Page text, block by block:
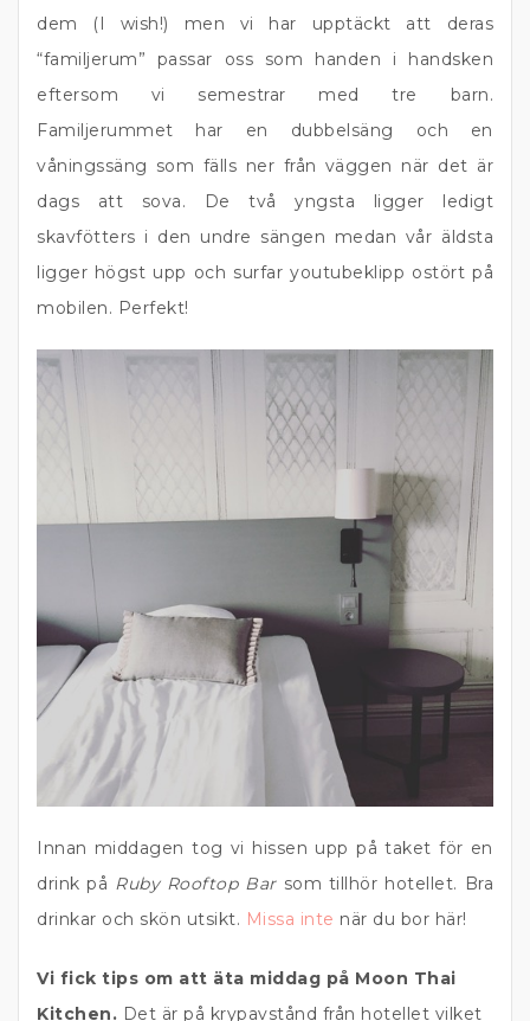
dem (I wish!) men vi har upptäckt att deras
“familjerum” passar oss som handen i handsken
eftersom vi semestrar med tre barn.
Familjerummet har en dubbelsäng och en
våningssäng som fälls ner från väggen när det är
dags att sova. De två yngsta ligger ledigt
skavfötters i den undre sängen medan vår äldsta
ligger högst upp och surfar youtubeklipp ostört på
mobilen. Perfekt!
Innan middagen tog vi hissen upp på taket för en
drink på Ruby Rooftop Barsom tillhör hotellet. Bra
drinkar och skön utsikt. Missa inte när du bor här!
Vi fick tips om att äta middag på Moon Thai
Kitchen. Det är på krypavstånd från hotellet vilket